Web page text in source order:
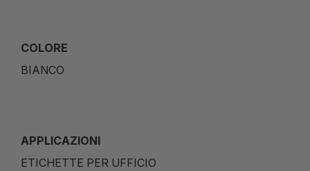
COLORE
BIANCO
APPLICAZIONI
ETICHETTE PER UFFICIO